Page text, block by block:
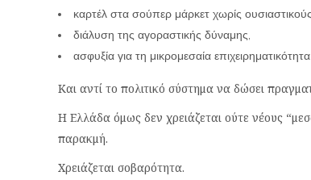
καρτέλ στα σούπερ μάρκετ χωρίς
διάλυση της αγοραστικής δύναμης,
ασφυξία για τη μικρομεσαία επιχειρηματικότητα.
Και αντί το πολιτικό σύστημα να δώσει
Η Ελλάδα όμως δεν χρειάζεται ούτε νέους
παρακμή.
Χρειάζεται σοβαρότητα.